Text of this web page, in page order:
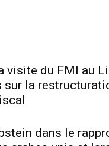
visite du FMI au
la
dans le